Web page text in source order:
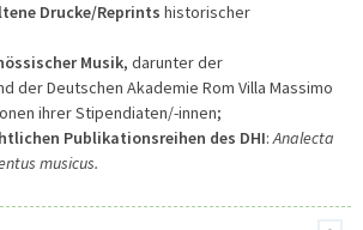
Drucke/Reprintshistorischer
Musik, darunter der
der Deutschen Akademie Rom Villa Massimo
ihrer Stipendiaten/-innen;
Publikationsreihen des DHI:Analecta
musicus.